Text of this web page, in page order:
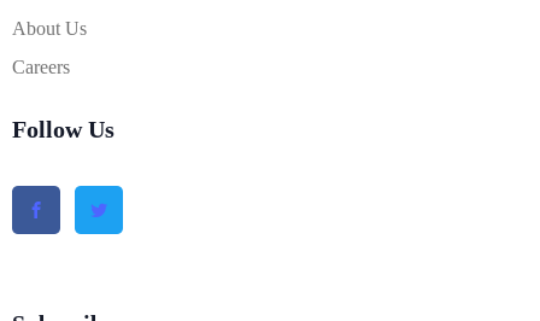
About Us
Careers
Follow Us